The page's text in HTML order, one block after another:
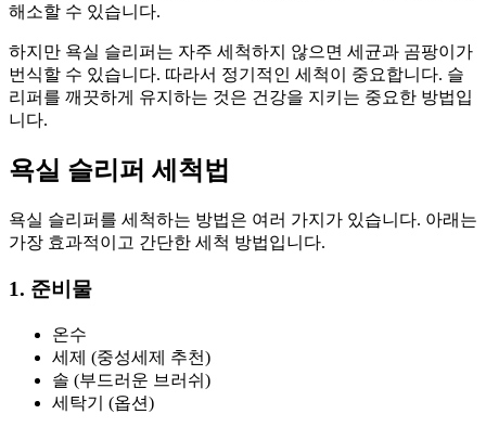
해소할 수 있습니다.
하지만 욕실 슬리퍼는 자주 세척하지 않으면 세균과 곰팡이가
번식할 수 있습니다. 따라서 정기적인 세척이 중요합니다. 슬
리퍼를 깨끗하게 유지하는 것은 건강을 지키는 중요한 방법입
니다.
욕실 슬리퍼 세척법
욕실 슬리퍼를 세척하는 방법은 여러 가지가 있습니다. 아래는
가장 효과적이고 간단한 세척 방법입니다.
1. 준비물
온수
세제 (중성세제 추천)
솔 (부드러운 브러쉬)
세탁기 (옵션)